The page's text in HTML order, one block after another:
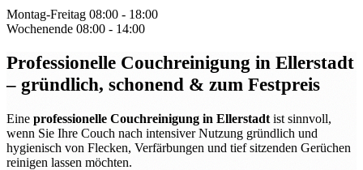
Montag-Freitag 08:00 - 18:00
Wochenende 08:00 - 14:00
Professionelle Couchreinigung in Ellerstadt
– gründlich, schonend & zum Festpreis
Eine professionelle Couchreinigung in Ellerstadt ist sinnvoll,
wenn Sie Ihre Couch nach intensiver Nutzung gründlich und
hygienisch von Flecken, Verfärbungen und tief sitzenden Gerüchen
reinigen lassen möchten.